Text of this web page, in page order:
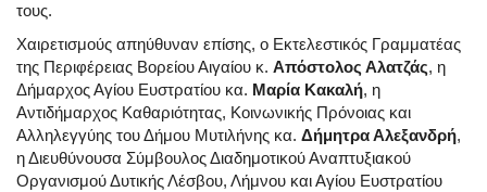
τους.
Χαιρετισμούς απηύθυναν επίσης, ο Εκτελεστικός Γραμματέας
της Περιφέρειας Βορείου Αιγαίου κ. Απόστολος Αλατζάς, η
Δήμαρχος Αγίου Ευστρατίου κα. Μαρία Κακαλή, η
Αντιδήμαρχος Καθαριότητας, Κοινωνικής Πρόνοιας και
Αλληλεγγύης του Δήμου Μυτιλήνης κα. Δήμητρα Αλεξανδρή,
η Διευθύνουσα Σύμβουλος Διαδημοτικού Αναπτυξιακού
Οργανισμού Δυτικής Λέσβου, Λήμνου και Αγίου Ευστρατίου